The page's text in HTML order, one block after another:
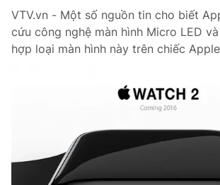
Hậu trường
Nhân vật
Giải trí
Điện ảnh
Đời sống
Chất lượng cuộc sống
Học trực tuyến
Công nghệ
Hitech Công nghệ tương lai
Giao lưu trực tuyến
VTV.vn - Một số nguồn tin cho biết
cứu công nghệ màn hình Micro LED
hợp loại màn hình này trên chiếc